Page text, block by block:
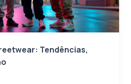
Tendências,